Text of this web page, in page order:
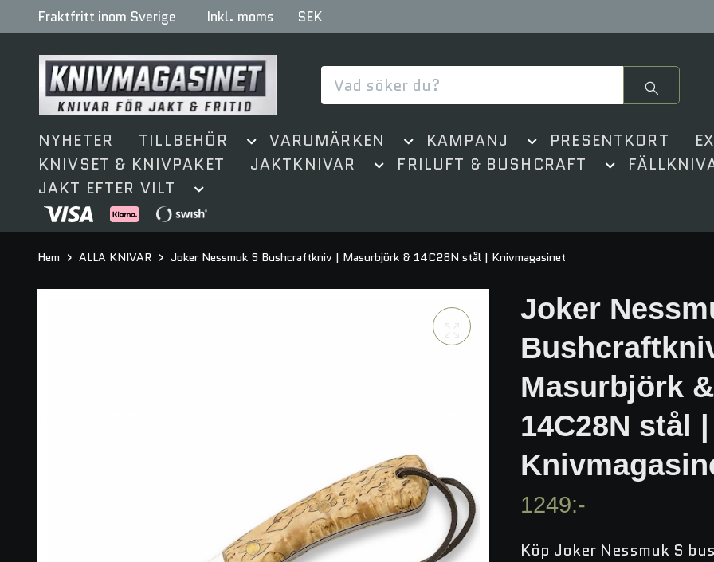
Fraktfritt inom Sverige Inkl. moms SEK
NYHETER TILLBEHÖR VARUMÄRKEN KAMPANJ PRESENTKORT
KNIVSET & KNIVPAKET
JAKTKNIVAR FRILUFT & BUSHCRAFT
JAKT EFTER VILT
Hem ALLA KNIVAR Joker Nessmuk S Bushcraftkniv | Masurbjörk & 14C28N stål | Knivmagasinet
Joker
Masurbjörk &
14C28N stål |
1249:-
Köp Joker Nessmuk S